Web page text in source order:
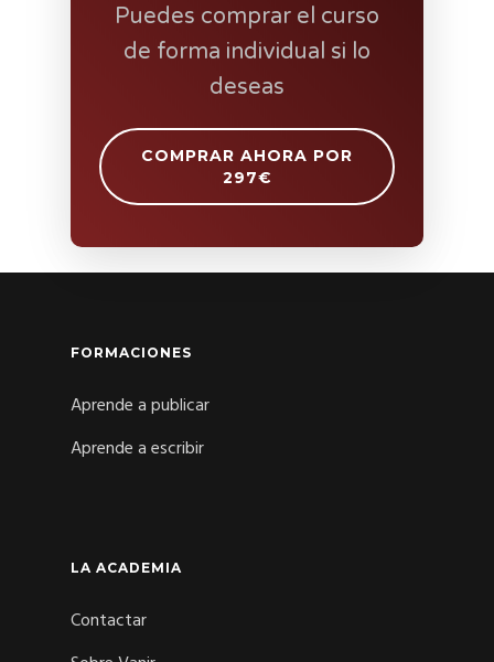
Puedes comprar el curso
de forma individual si lo
deseas
COMPRAR AHORA POR
297€
FORMACIONES
Aprende a publicar
Aprende a escribir
LA ACADEMIA
Contactar